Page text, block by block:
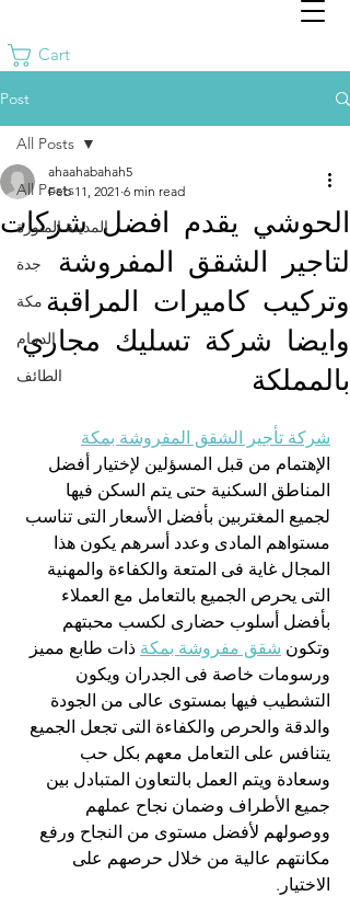
Cart
Post
All Posts
المدينة المنورة
جدة
مكة
الدمام
الطائف
All Posts
الحوشي يقدم افضل شركات
لتاجير الشقق المفروشة
وتركيب كاميرات المراقبة
وايضا شركة تسليك مجاري
بالمملكة
ahaahabahah5
Feb 11, 2021 6 min read
شركة تأجير الشقق المفروشة بمكة
الإهتمام من قبل المسؤلين لإختيار أفضل
المناطق السكنية حتى يتم السكن فيها
لجميع المغتربين بأفضل الأسعار التى تناسب
مستواهم المادى وعدد أسرهم يكون هذا
المجال غاية فى المتعة والكفاءة والمهنية
التى يحرص الجميع بالتعامل مع العملاء
بأفضل أسلوب حضارى لكسب محبتهم
وتكون شقق مفروشة بمكة ذات طابع مميز
ورسومات خاصة فى الجدران ويكون
التشطيب فيها بمستوى عالى من الجودة
والدقة والحرص والكفاءة التى تجعل الجميع
يتنافس على التعامل معهم بكل حب
وسعادة ويتم العمل بالتعاون المتبادل بين
جميع الأطراف وضمان نجاح عملهم
ووصولهم لأفضل مستوى من النجاح ورفع
مكانتهم عالية من خلال حرصهم على
الاختيار.